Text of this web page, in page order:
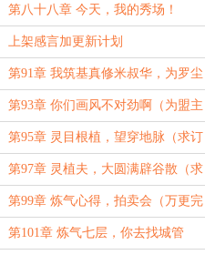
第八十八章 今天，我的秀场！
上架感言加更新计划
第91章 我筑基真修米叔华，为罗尘
护道！（第二更））
第93章 你们画风不对劲啊（为盟主
滕骨泡面加更）
第95章 灵目根植，望穿地脉（求订
阅）
第97章 灵植夫，大圆满辟谷散（求
订阅求月票））
第99章 炼气心得，拍卖会（万更完
成，求首订！）
第101章 炼气七层，你去找城管